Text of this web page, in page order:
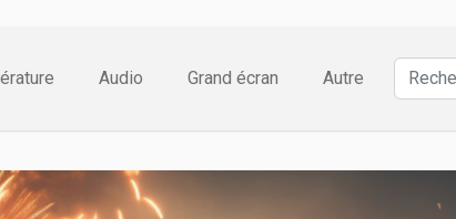
Audio Grand écran Autre